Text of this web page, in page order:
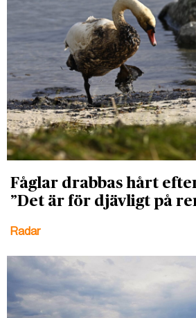
Fåglar drabbas hårt
”Det är för djävligt på
Radar